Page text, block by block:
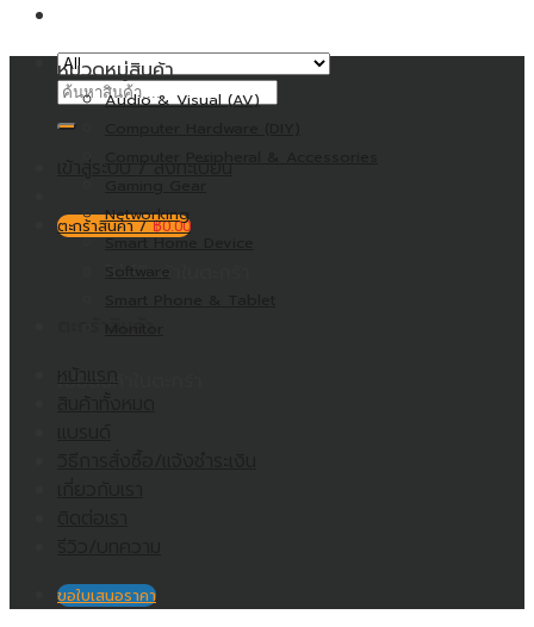
ค้นหา:
ตะกร้าสินค้า /฿0.00
ไม่มีสินค้าในตะกร้า
หมวดหมู่สินค้า
Audio & Visual (AV)
Networking
Smart Home Device
Software
ขอใบเสนอราคา